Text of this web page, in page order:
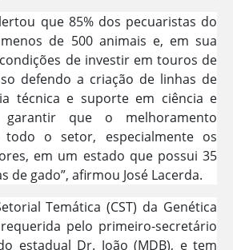
que 85% dos pecuaristas do
de 500 animais e, em sua
de investir em touros de
defendo a criação de linhas de
técnica e suporte em ciência e
garantir que o melhoramento
todo o setor, especialmente os
em um estado que possui 35
de gado”, afirmou José Lacerda.
Temática (CST) da Genética
pelo primeiro-secretário
estadual Dr. João (MDB), e tem